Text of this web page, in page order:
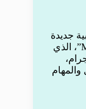
جديدة
تعتمد على روبوت الذكاء الاصطناعي “Meta AI”، الذي